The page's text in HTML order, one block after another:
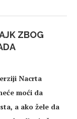
ZBOG
Nacrta
moći da
a ako žele da